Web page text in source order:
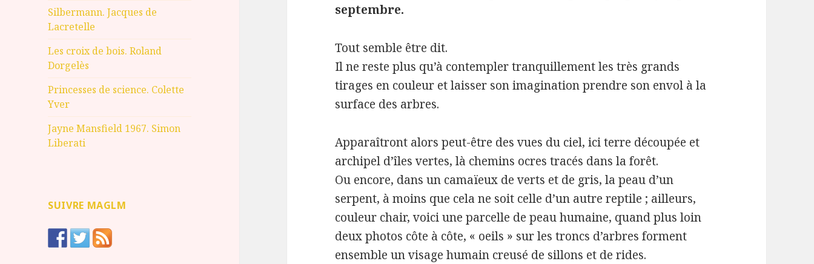
Silbermann. Jacques de
Lacretelle
Les croix de bois. Roland
Dorgelès
Princesses de science. Colette
Yver
Jayne Mansfield 1967. Simon
Liberati
SUIVRE MAGLM
septembre.
Tout semble être dit.
Il ne reste plus qu’à contempler tranquillement les très grands
tirages en couleur et laisser son imagination prendre son envol à la
surface des arbres.
Apparaîtront alors peut-être des vues du ciel, ici terre découpée et
archipel d’îles vertes, là chemins ocres tracés dans la forêt.
Ou encore, dans un camaïeux de verts et de gris, la peau d’un
serpent, à moins que cela ne soit celle d’un autre reptile ; ailleurs,
couleur chair, voici une parcelle de peau humaine, quand plus loin
deux photos côte à côte, « oeils » sur les troncs d’arbres forment
ensemble un visage humain creusé de sillons et de rides.